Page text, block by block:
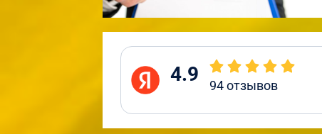
4.9 94отзывов